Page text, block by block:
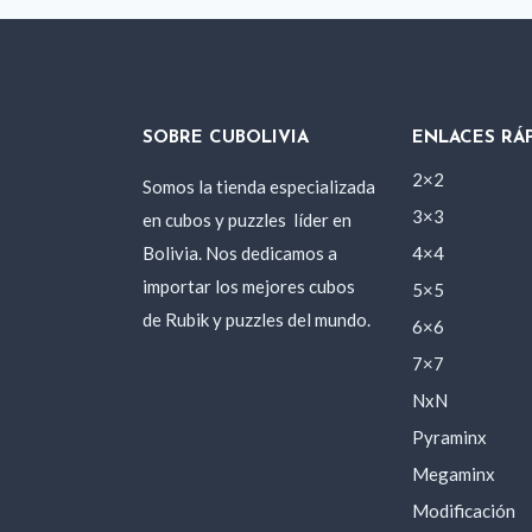
SOBRE CUBOLIVIA
Somos la tienda especializada
en cubos y puzzles líder en
Bolivia. Nos dedicamos a
importar los mejores cubos
de Rubik y puzzles del mundo.
ENLACES
2×2
3×3
4×4
5×5
6×6
7×7
NxN
Pyraminx
Megaminx
Modificación